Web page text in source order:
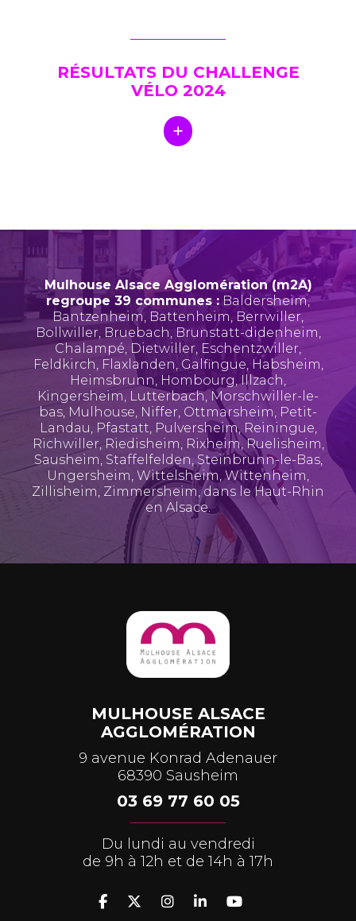
RÉSULTATS DU CHALLENGE
VÉLO 2024
Mulhouse Alsace Agglomération (m2A)
regroupe 39 communes : Baldersheim,
Bantzenheim, Battenheim, Berrwiller,
Bollwiller, Bruebach,Brunstatt-didenheim,
Chalampé, Dietwiller, Eschentzwiller,
Feldkirch, Flaxlanden,Galfingue, Habsheim,
Heimsbrunn, Hombourg,Illzach,
Kingersheim, Lutterbach, Morschwiller-le-
bas, Mulhouse, Niffer, Ottmarsheim, Petit-
Landau, Pfastatt, Pulversheim, Reiningue,
Richwiller, Riedisheim, Rixheim,Ruelisheim,
Sausheim, Staffelfelden, Steinbrunn-le-Bas,
Ungersheim, Wittelsheim,Wittenheim,
Zillisheim, Zimmersheim, dans le Haut-Rhin
en Alsace.
MULHOUSE ALSACE
AGGLOMÉRATION
9 avenue Konrad Adenauer
68390 Sausheim
03 69 77 60 05
Du lundi au vendredi
de 9h à 12h et de 14h à 17h